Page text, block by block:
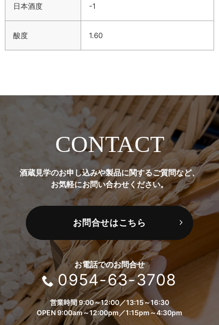
日本酒度 -1
酸度 1.60
CONTACT
酒蔵見学のお申し込みや製品に関するご質問など、
お気軽にお問い合わせください。
お問合せはこちら
お電話でのお問合せ
0954-63-3708
営業時間 9:00～12:00／13:15～16:30
OPEN 9:00am～12:00pm／1:15pm～4:30pm